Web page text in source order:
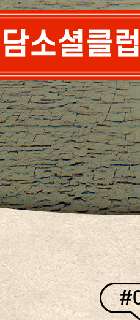
소셜클